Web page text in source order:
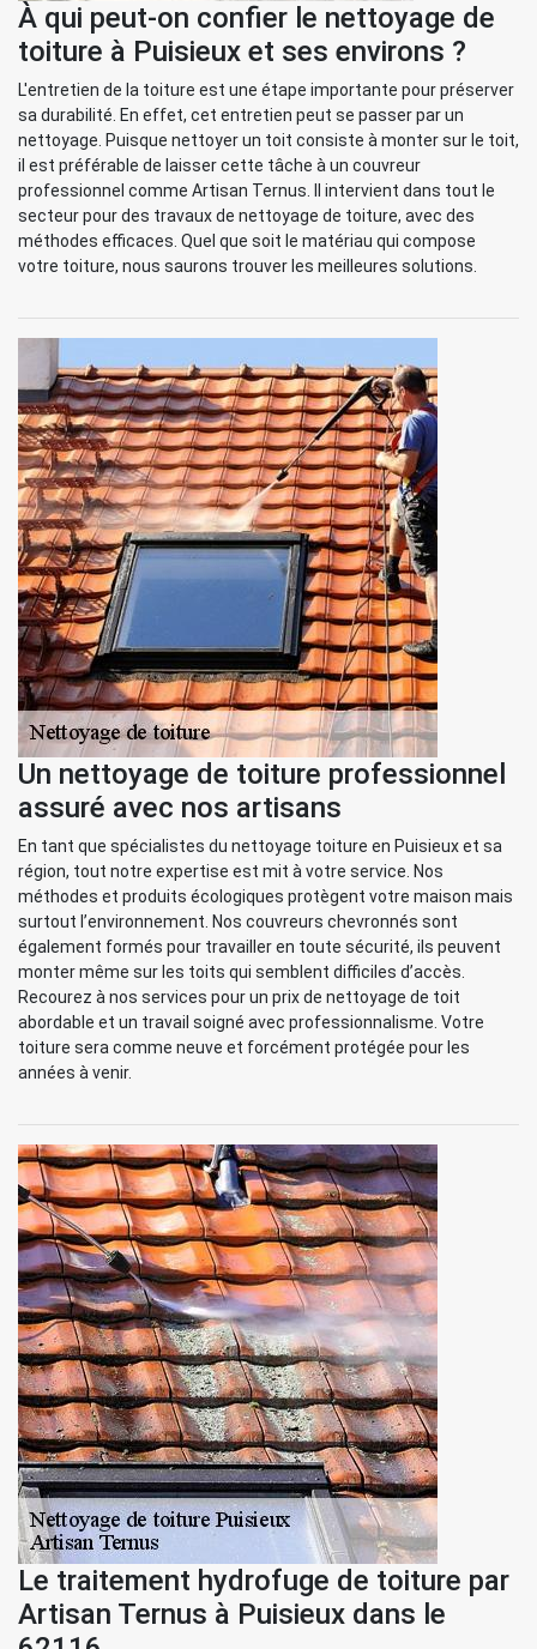
À qui peut-on confier le nettoyage de
toiture à Puisieux et ses environs ?
L'entretien de la toiture est une étape importante pour préserver
sa durabilité. En effet, cet entretien peut se passer par un
nettoyage. Puisque nettoyer un toit consiste à monter sur le toit,
il est préférable de laisser cette tâche à un couvreur
professionnel comme Artisan Ternus. Il intervient dans tout le
secteur pour des travaux de nettoyage de toiture, avec des
méthodes efficaces. Quel que soit le matériau qui compose
votre toiture, nous saurons trouver les meilleures solutions.
Un nettoyage de toiture professionnel
assuré avec nos artisans
En tant que spécialistes du nettoyage toiture en Puisieux et sa
région, tout notre expertise est mit à votre service. Nos
méthodes et produits écologiques protègent votre maison mais
surtout l’environnement. Nos couvreurs chevronnés sont
également formés pour travailler en toute sécurité, ils peuvent
monter même sur les toits qui semblent difficiles d’accès.
Recourez à nos services pour un prix de nettoyage de toit
abordable et un travail soigné avec professionnalisme. Votre
toiture sera comme neuve et forcément protégée pour les
années à venir.
Le traitement hydrofuge de toiture par
Artisan Ternus à Puisieux dans le